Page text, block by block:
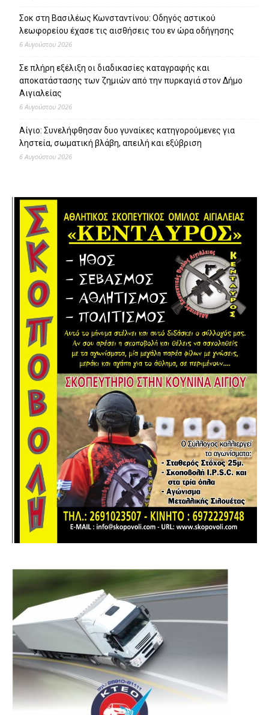
Σοκ στη Βασιλέως Κωνσταντίνου: Οδηγός αστικού
λεωφορείου έχασε τις αισθήσεις του εν ώρα οδήγησης
6 Αυγούστου 2026
Σε πλήρη εξέλιξη οι διαδικασίες καταγραφής και
αποκατάστασης των ζημιών από την πυρκαγιά στον Δήμο
Αιγιαλείας
6 Αυγούστου 2026
Αίγιο: Συνελήφθησαν δυο γυναίκες κατηγορούμενες για
ληστεία, σωματική βλάβη, απειλή και εξύβριση
6 Αυγούστου 2026